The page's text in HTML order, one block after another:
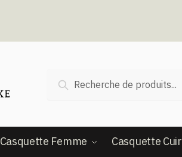
pour :
Recherche
Casquette Femme Casquette Cuir